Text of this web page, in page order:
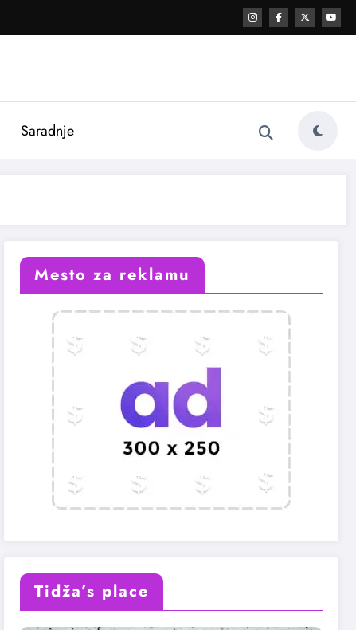
Saradnje
Mesto za reklamu
Tidža’s place